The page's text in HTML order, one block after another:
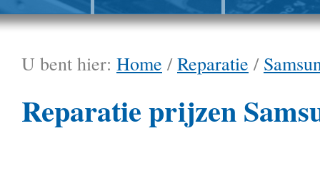
U bent hier: Home /Reparatie /
Reparatie prijzen